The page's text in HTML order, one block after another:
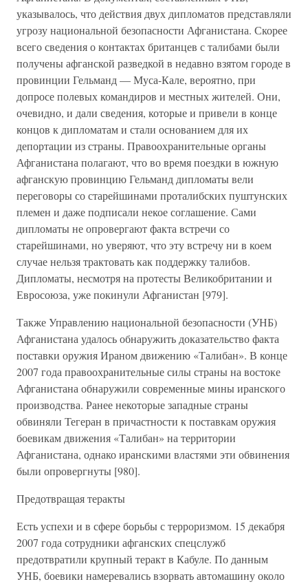
указывалось, что действия двух дипломатов представляли
угрозу национальной безопасности Афганистана. Скорее
всего сведения о контактах британцев с талибами были
получены афганской разведкой в недавно взятом городе в
провинции Гельманд — Муса-Кале, вероятно, при
допросе полевых командиров и местных жителей. Они,
очевидно, и дали сведения, которые и привели в конце
концов к дипломатам и стали основанием для их
депортации из страны. Правоохранительные органы
Афганистана полагают, что во время поездки в южную
афганскую провинцию Гельманд дипломаты вели
переговоры со старейшинами проталибских пуштунских
племен и даже подписали некое соглашение. Сами
дипломаты не опровергают факта встречи со
старейшинами, но уверяют, что эту встречу ни в коем
случае нельзя трактовать как поддержку талибов.
Дипломаты, несмотря на протесты Великобритании и
Евросоюза, уже покинули Афганистан [979].
Также Управлению национальной безопасности (УНБ)
Афганистана удалось обнаружить доказательство факта
поставки оружия Ираном движению «Талибан». В конце
2007 года правоохранительные силы страны на востоке
Афганистана обнаружили современные мины иранского
производства. Ранее некоторые западные страны
обвиняли Тегеран в причастности к поставкам оружия
боевикам движения «Талибан» на территории
Афганистана, однако иранскими властями эти обвинения
были опровергнуты [980].
Предотвращая теракты
Есть успехи и в сфере борьбы с терроризмом. 15 декабря
2007 года сотрудники афганских спецслужб
предотвратили крупный теракт в Кабуле. По данным
УНБ, боевики намеревались взорвать автомашину около